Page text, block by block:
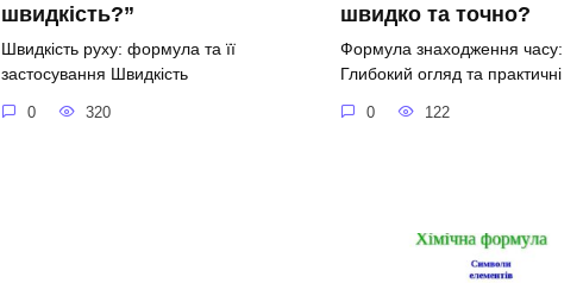
швидкість?”
Швидкість руху: формула та її
застосування Швидкість
0 320
швидко та точно?
Формула знаходження часу:
Глибокий огляд та практичні
0 122